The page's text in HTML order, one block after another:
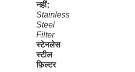
नहीं;
Stainless
Steel
Filter
स्टेनलेस
स्टील
फ़िल्टर